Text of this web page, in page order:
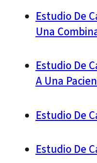
Estudio De
Una
Estudio De
A Una
Estudio De
Estudio De